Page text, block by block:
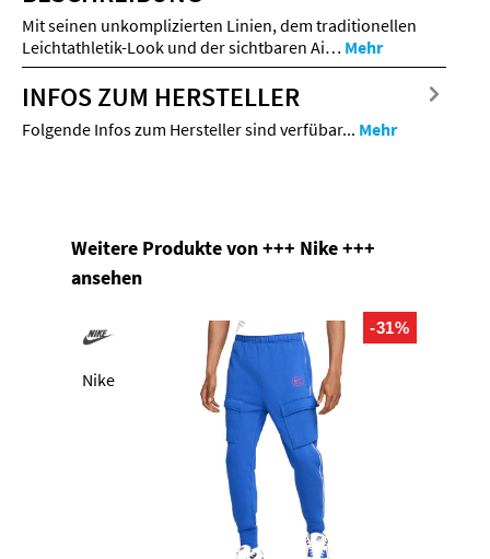
Mit seinen unkomplizierten Linien, dem traditionellen
Leichtathletik-Look und der sichtbaren Ai… Mehr
INFOS ZUM HERSTELLER
Folgende Infos zum Hersteller sind verfübar... Mehr
Produktgalerie überspringen
Weitere Produkte von +++ Nike +++
ansehen
Nike
-31%